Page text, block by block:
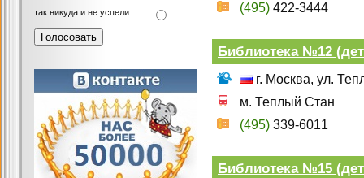
(495) 422-3444
Библиотека №12
г. Москва, ул.
м. Теплый Стан
(495) 339-6011
Библиотека №15
так никуда и не успели